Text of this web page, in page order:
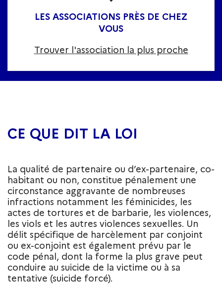
LES ASSOCIATIONS PRÈS DE CHEZ
VOUS
Trouver l'association la plus proche
CE QUE DIT LA LOI
La qualité de partenaire ou d’ex-partenaire, co-
habitant ou non, constitue pénalement une
circonstance aggravante de nombreuses
infractions notamment les féminicides, les
actes de tortures et de barbarie, les violences,
les viols et les autres violences sexuelles. Un
délit spécifique de harcèlement par conjoint
ou ex-conjoint est également prévu par le
code pénal, dont la forme la plus grave peut
conduire au suicide de la victime ou à sa
tentative (suicide forcé).